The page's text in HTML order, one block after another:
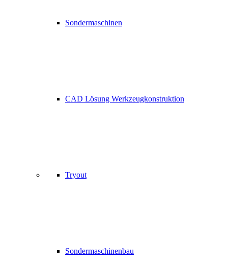
Sondermaschinen
CAD Lösung Werkzeugkonstruktion
Tryout
Sondermaschinenbau